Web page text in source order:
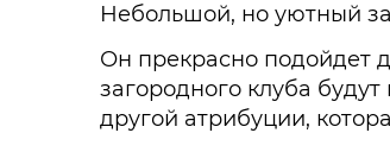
Небольшой, но уютный
Он прекрасно подойдет
загородного клуба
другой атрибуции,